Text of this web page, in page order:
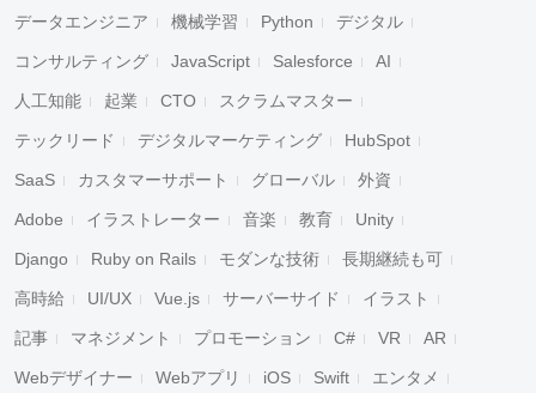
データエンジニア 機械学習 Python デジタル
コンサルティング JavaScript Salesforce AI
人工知能 起業 CTO スクラムマスター
テックリード デジタルマーケティング HubSpot
SaaS カスタマーサポート グローバル 外資
Adobe イラストレーター 音楽 教育 Unity
Django Ruby on Rails モダンな技術 長期継続も可
高時給 UI/UX Vue.js サーバーサイド イラスト
記事 マネジメント プロモーション C# VR AR
Webデザイナー Webアプリ iOS Swift エンタメ